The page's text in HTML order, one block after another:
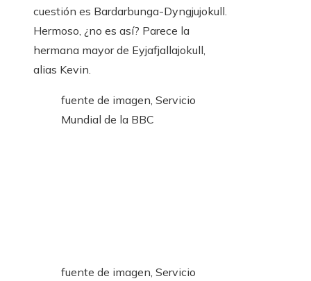
cuestión es Bardarbunga-Dyngjujokull.
Hermoso, ¿no es así? Parece la
hermana mayor de Eyjafjallajokull,
alias Kevin.
fuente de imagen, Servicio
Mundial de la BBC
fuente de imagen, Servicio